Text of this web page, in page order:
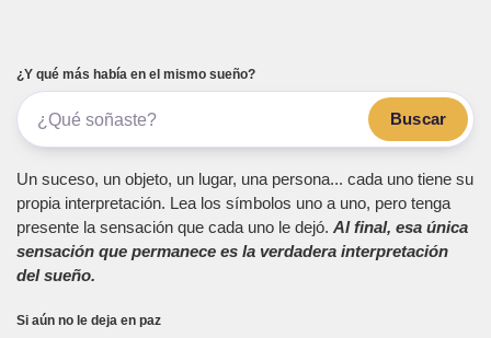
¿Y qué más había en el mismo sueño?
Buscar
Un suceso, un objeto, un lugar, una persona... cada uno tiene su
propia interpretación. Lea los símbolos uno a uno, pero tenga
presente la sensación que cada uno le dejó. Al final, esa única
sensación que permanece es la verdadera interpretación
del sueño.
Si aún no le deja en paz